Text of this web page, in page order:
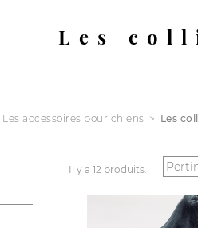
Les
Les accessoires pour chiens Les
Il y a 12 produits.